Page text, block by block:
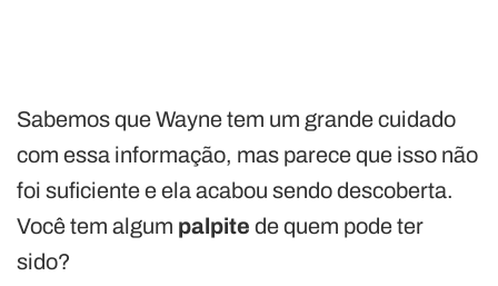
Sabemos que Wayne tem um grande cuidado
com essa informação, mas parece que isso não
foi suficiente e ela acabou sendo descoberta.
Você tem algum palpite de quem pode ter
sido?